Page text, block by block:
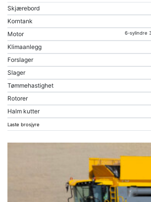
Skjærebord
Korntank
Motor 6-sylindre
Klimaanlegg
Forslager
Slager
Tømmehastighet
Rotorer
Halm kutter
Laste brosjyre